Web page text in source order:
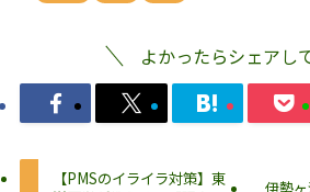
よかったらシェアし
【PMSのイライラ対策】東
伊勢